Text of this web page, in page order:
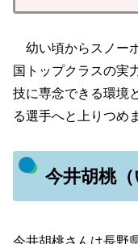
幼い頃からスノー
国トップクラスの実
技に専念できる環境
る選手へと上りつめ
今井胡桃